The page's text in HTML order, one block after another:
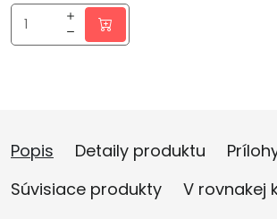
Popis Detaily produktu
Súvisiace produkty
V rovnakej